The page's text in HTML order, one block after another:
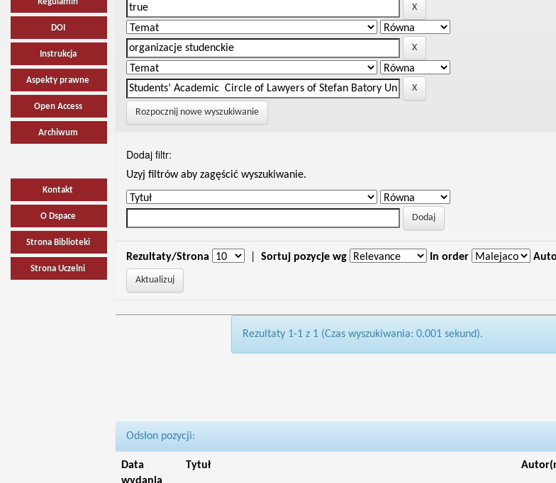
DOI
Instrukcja
Aspekty prawne
Open Access
Archiwum
Kontakt
O Dspace
Strona Biblioteki
Strona Uczelni
Rozpocznij nowe wyszukiwanie
Dodaj filtr:
Uzyj filtrów aby zagęścić wyszukiwanie.
Rezultaty/Strona Sortuj pozycje wg In order
Rezultaty 1-1 z 1 (Czas wyszukiwania: 0.001 sekund).
Odsłon pozycji:
Data
Tytuł